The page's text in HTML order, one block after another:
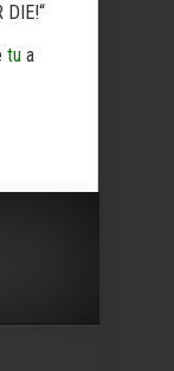
DIE!“
tu a